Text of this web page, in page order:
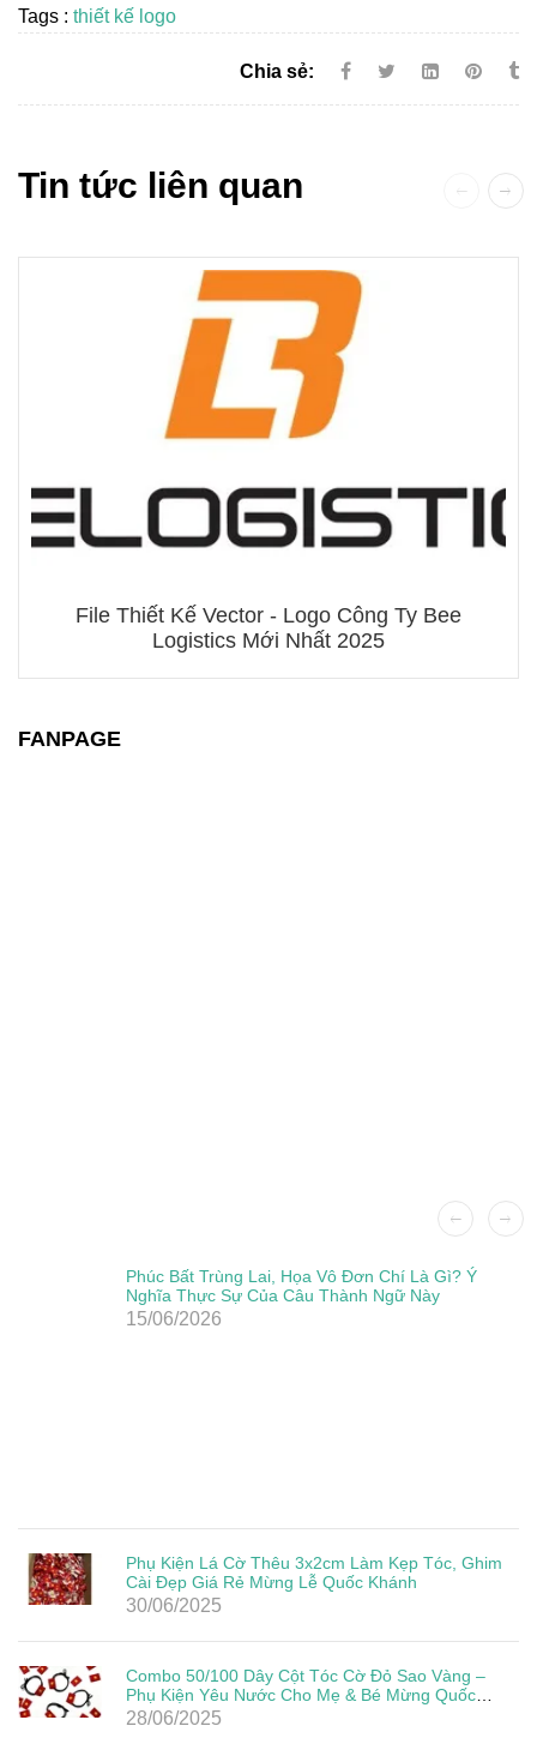
Tags : thiết kế logo
Chia sẻ:
Tin tức liên quan
File Thiết Kế Vector - Logo Công Ty Bee
Logistics Mới Nhất 2025
FANPAGE
Phúc Bất Trùng Lai, Họa Vô Đơn Chí Là Gì? Ý
Nghĩa Thực Sự Của Câu Thành Ngữ Này
15/06/2026
Phụ Kiện Lá Cờ Thêu 3x2cm Làm Kẹp Tóc, Ghim
Cài Đẹp Giá Rẻ Mừng Lễ Quốc Khánh
30/06/2025
Combo 50/100 Dây Cột Tóc Cờ Đỏ Sao Vàng –
Phụ Kiện Yêu Nước Cho Mẹ & Bé Mừng Quốc
Khánh 2/9
28/06/2025